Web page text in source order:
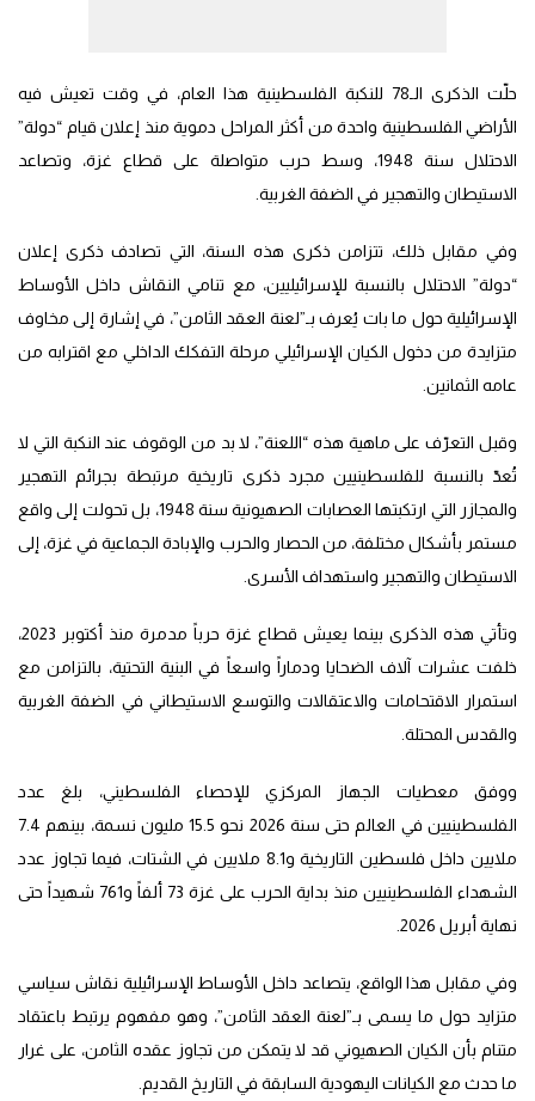
حلّت الذكرى الـ78 للنكبة الفلسطينية هذا العام، في وقت تعيش فيه
الأراضي الفلسطينية واحدة من أكثر المراحل دموية منذ إعلان قيام “دولة”
الاحتلال سنة 1948، وسط حرب متواصلة على قطاع غزة، وتصاعد
الاستيطان والتهجير في الضفة الغربية.
وفي مقابل ذلك، تتزامن ذكرى هذه السنة، التي تصادف ذكرى إعلان
“دولة” الاحتلال بالنسبة للإسرائيليين، مع تنامي النقاش داخل الأوساط
الإسرائيلية حول ما بات يُعرف بـ”لعنة العقد الثامن”، في إشارة إلى مخاوف
متزايدة من دخول الكيان الإسرائيلي مرحلة التفكك الداخلي مع اقترابه من
عامه الثمانين.
وقبل التعرّف على ماهية هذه “اللعنة”، لا بد من الوقوف عند النكبة التي لا
تُعدّ بالنسبة للفلسطينيين مجرد ذكرى تاريخية مرتبطة بجرائم التهجير
والمجازر التي ارتكبتها العصابات الصهيونية سنة 1948، بل تحولت إلى واقع
مستمر بأشكال مختلفة، من الحصار والحرب والإبادة الجماعية في غزة، إلى
الاستيطان والتهجير واستهداف الأسرى.
وتأتي هذه الذكرى بينما يعيش قطاع غزة حرباً مدمرة منذ أكتوبر 2023،
خلفت عشرات آلاف الضحايا ودماراً واسعاً في البنية التحتية، بالتزامن مع
استمرار الاقتحامات والاعتقالات والتوسع الاستيطاني في الضفة الغربية
والقدس المحتلة.
ووفق معطيات الجهاز المركزي للإحصاء الفلسطيني، بلغ عدد
الفلسطينيين في العالم حتى سنة 2026 نحو 15.5 مليون نسمة، بينهم 7.4
ملايين داخل فلسطين التاريخية و8.1 ملايين في الشتات، فيما تجاوز عدد
الشهداء الفلسطينيين منذ بداية الحرب على غزة 73 ألفاً و761 شهيداً حتى
نهاية أبريل 2026.
وفي مقابل هذا الواقع، يتصاعد داخل الأوساط الإسرائيلية نقاش سياسي
متزايد حول ما يسمى بـ”لعنة العقد الثامن”، وهو مفهوم يرتبط باعتقاد
متنام بأن الكيان الصهيوني قد لا يتمكن من تجاوز عقده الثامن، على غرار
ما حدث مع الكيانات اليهودية السابقة في التاريخ القديم.